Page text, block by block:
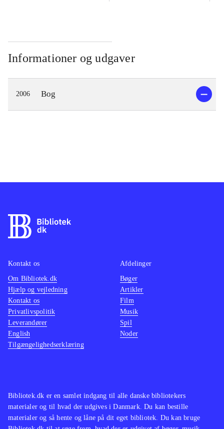
Informationer og udgaver
2006 Bog
Bibliotek.dk er en samlet indgang til alle danske bibliotekers
materialer og til hvad der udgives i Danmark. Du kan bestille
materialer og så hente og låne på dit eget bibliotek. Du kan bruge
Kontakt os
Om Bibliotek.dk
Hjælp og vejledning
Kontakt os
Privatlivspolitik
Leverandører
English
Tilgængelighedserklæring
Afdelinger
Bøger
Artikler
Film
Musik
Spil
Noder